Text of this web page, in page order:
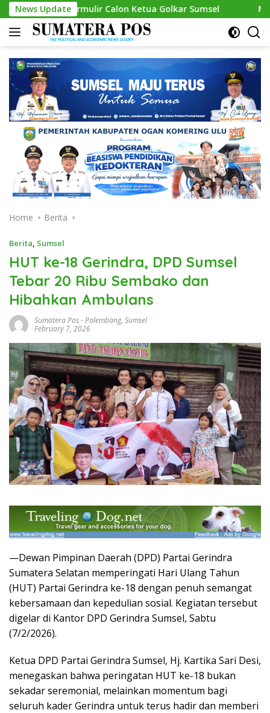
Skip
to
content
News Update
Formulir Calon Ketua Golkar Sumsel Mantapkan
Home Berita
Berita, Sumsel
HUT ke-18 Gerindra, DPD Sumsel
Tebar 20 Ribu Sembako dan
Hibahkan Ambulans
Sumatera Pos-Palembang, Sumsel
February 7, 2026
—Dewan Pimpinan Daerah (DPD) Partai Gerindra
Sumatera Selatan memperingati Hari Ulang Tahun
(HUT) Partai Gerindra ke-18 dengan penuh semangat
kebersamaan dan kepedulian sosial. Kegiatan tersebut
digelar di Kantor DPD Gerindra Sumsel, Sabtu
(7/2/2026).
Ketua DPD Partai Gerindra Sumsel, Hj. Kartika Sari Desi,
menegaskan bahwa peringatan HUT ke-18 bukan
sekadar seremonial, melainkan momentum bagi
seluruh kader Gerindra untuk terus hadir dan memberi